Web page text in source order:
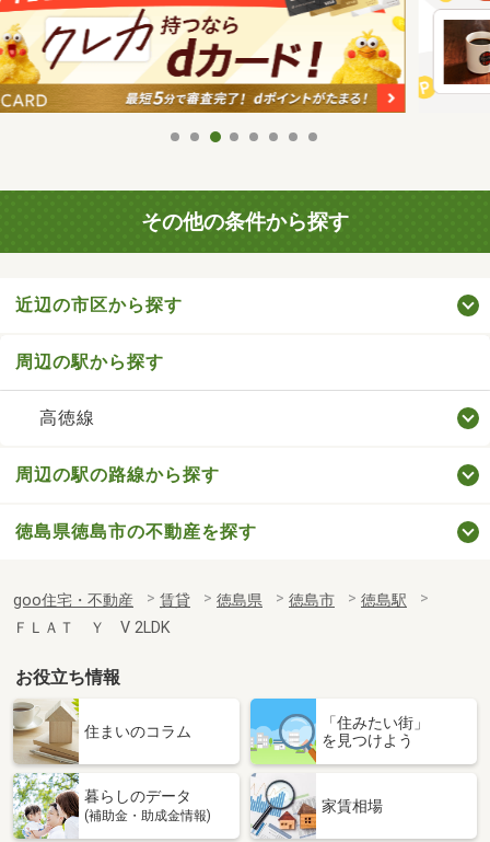
その他の条件から探す
近辺の市区から探す
周辺の駅から探す
高徳線
周辺の駅の路線から探す
徳島県徳島市の不動産を探す
goo住宅・不動産 賃貸 徳島県 徳島市
徳島駅
ＦＬＡＴ Ｙ Ⅴ 2LDK
お役立ち情報
住まいのコラム
「住みたい街」
を見つけよう
暮らしのデータ
(補助金・助成金情報)
家賃相場